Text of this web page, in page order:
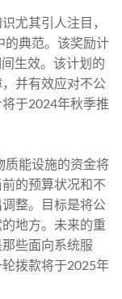
尤其引人注目，
的典范。该奖励计
生效。该计划的
并有效应对不公
于2024年秋季推
质能设施的资金将
的预算状况和不
整。目标是将公
地方。未来的重
些面向系统服
拨款将于2025年